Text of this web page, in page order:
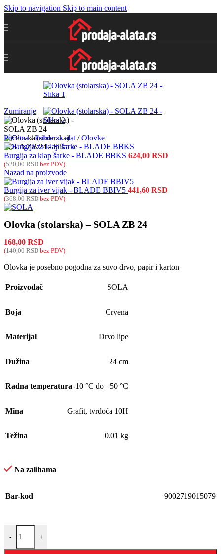
Skip to navigation Skip to main content
Zumiranje
Početna/ Pribor za alat / Olovke
Burgija za klap šarke - BLADE BBKS 624,00 RSD
(520,00 RSD bez PDV)
Nazad na proizvode
Burgija za iver vijak - BLADE BBIV5 441,60 RSD
(368,00 RSD bez PDV)
Olovka (stolarska) – SOLA ZB 24
168,00 RSD
(140,00 RSD bez PDV)
Olovka je posebno pogodna za suvo drvo, papir i karton
Proizvođač SOLA
Boja Crvena
Materijal Drvo lipe
Dužina 24 cm
Radna temperatura-10 °C do +50 °C
Mina Grafit, tvrdoća 10H
Težina 0.01 kg
Na zalihama
Bar-kod 9002719015079
- +